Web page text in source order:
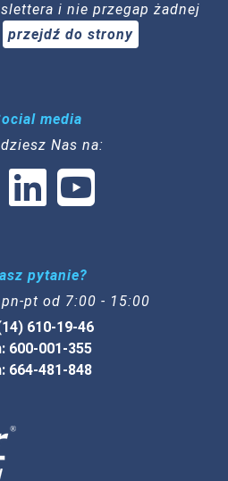
i nie przegap żadnej
przejdź do strony
media
Nas na:
pytanie?
pt od 7:00 - 15:00
610-19-46
600-001-355
664-481-848